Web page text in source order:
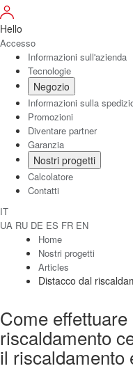
Hello
Accesso
Informazioni sull'azienda
Tecnologie
Negozio
Informazioni sulla
Promozioni
Diventare partner
Garanzia
Nostri progetti
Calcolatore
Contatti
IT
UA RU DE ES FR EN
Home
Nostri progetti
Articles
Distacco dal
Come
riscaldamento
il riscaldamento